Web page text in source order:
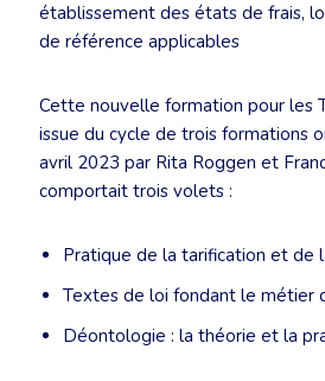
établissement des états de frais,
de référence applicables
Cette nouvelle formation pour les
issue du cycle de trois formations
avril 2023 par Rita Roggen et
comportait trois volets :
Pratique de la tarification et de
Textes de loi fondant le métier
Déontologie : la théorie et la